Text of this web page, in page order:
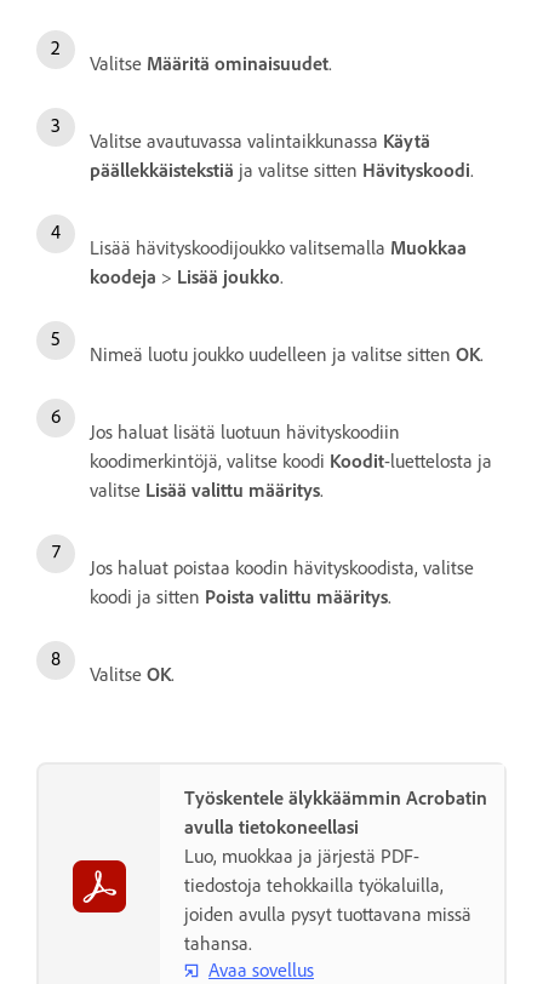
Valitse Määritä ominaisuudet.
Valitse avautuvassa valintaikkunassa Käytä
päällekkäistekstiä ja valitse sitten Hävityskoodi.
Lisää hävityskoodijoukko valitsemalla Muokkaa
koodeja > Lisää joukko.
Nimeä luotu joukko uudelleen ja valitse sitten OK.
Jos haluat lisätä luotuun hävityskoodiin
koodimerkintöjä, valitse koodi Koodit-luettelosta ja
valitse Lisää valittu määritys.
Jos haluat poistaa koodin hävityskoodista, valitse
koodi ja sitten Poista valittu määritys.
Valitse OK.
Työskentele älykkäämmin Acrobatin
avulla tietokoneellasi
Luo, muokkaa ja järjestä PDF-
tiedostoja tehokkailla työkaluilla,
joiden avulla pysyt tuottavana missä
tahansa.
Avaa sovellus